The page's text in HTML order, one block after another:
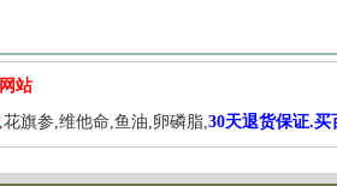
站
花旗参,维他命,鱼油,卵磷脂,30天退货保证.买